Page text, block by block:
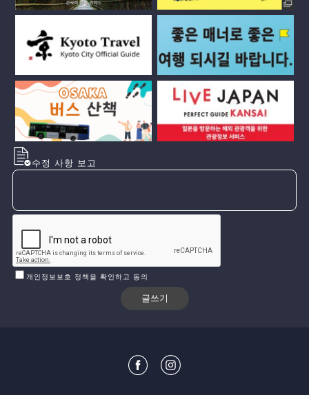
수정 사항 보고
개인정보보호 정책을 확인하고 동의